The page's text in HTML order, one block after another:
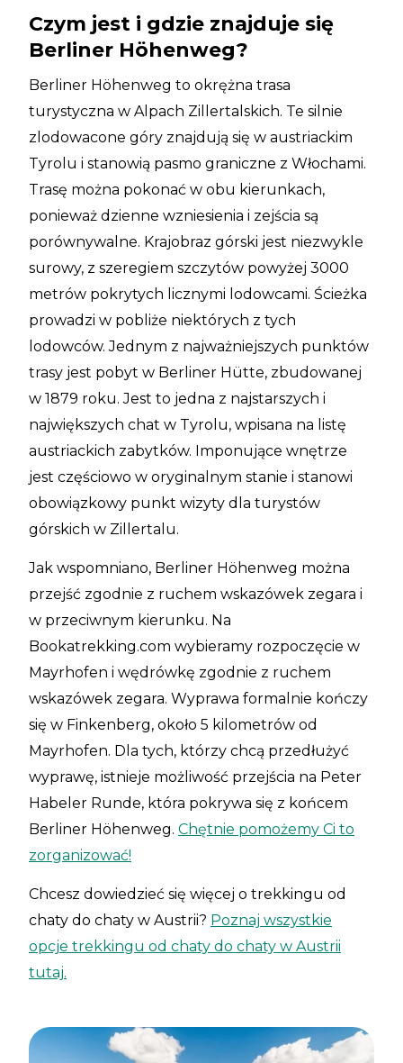
Czym jest i gdzie znajduje się
Berliner Höhenweg?
Berliner Höhenweg to okrężna trasa
turystyczna w Alpach Zillertalskich. Te silnie
zlodowacone góry znajdują się w austriackim
Tyrolu i stanowią pasmo graniczne z Włochami.
Trasę można pokonać w obu kierunkach,
ponieważ dzienne wzniesienia i zejścia są
porównywalne. Krajobraz górski jest niezwykle
surowy, z szeregiem szczytów powyżej 3000
metrów pokrytych licznymi lodowcami. Ścieżka
prowadzi w pobliże niektórych z tych
lodowców. Jednym z najważniejszych punktów
trasy jest pobyt w Berliner Hütte, zbudowanej
w 1879 roku. Jest to jedna z najstarszych i
największych chat w Tyrolu, wpisana na listę
austriackich zabytków. Imponujące wnętrze
jest częściowo w oryginalnym stanie i stanowi
obowiązkowy punkt wizyty dla turystów
górskich w Zillertalu.
Jak wspomniano, Berliner Höhenweg można
przejść zgodnie z ruchem wskazówek zegara i
w przeciwnym kierunku. Na
Bookatrekking.com wybieramy rozpoczęcie w
Mayrhofen i wędrówkę zgodnie z ruchem
wskazówek zegara. Wyprawa formalnie kończy
się w Finkenberg, około 5 kilometrów od
Mayrhofen. Dla tych, którzy chcą przedłużyć
wyprawę, istnieje możliwość przejścia na Peter
Habeler Runde, która pokrywa się z końcem
Berliner Höhenweg. Chętnie pomożemy Ci to
zorganizować!
Chcesz dowiedzieć się więcej o trekkingu od
chaty do chaty w Austrii? Poznaj wszystkie
opcje trekkingu od chaty do chaty w Austrii
tutaj.